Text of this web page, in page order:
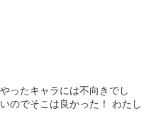
ったキャラには不向きでし
のでそこは良かった！ わたし